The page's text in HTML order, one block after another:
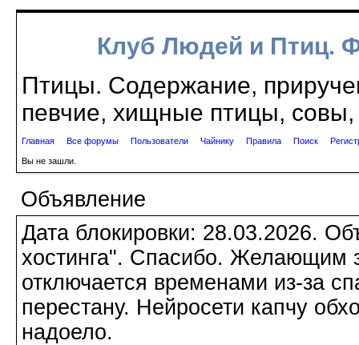
Клуб Людей и Птиц.
Птицы. Содержание,
певчие, хищные птицы, совы,
Главная Все форумы Пользователи Чайнику Правила Поиск
Вы не зашли.
Объявление
Дата блокировки: 28.03.2026.
хостинга". Спасибо. Желающим
отключается временами из-за
перестану. Нейросети капчу
надоело.